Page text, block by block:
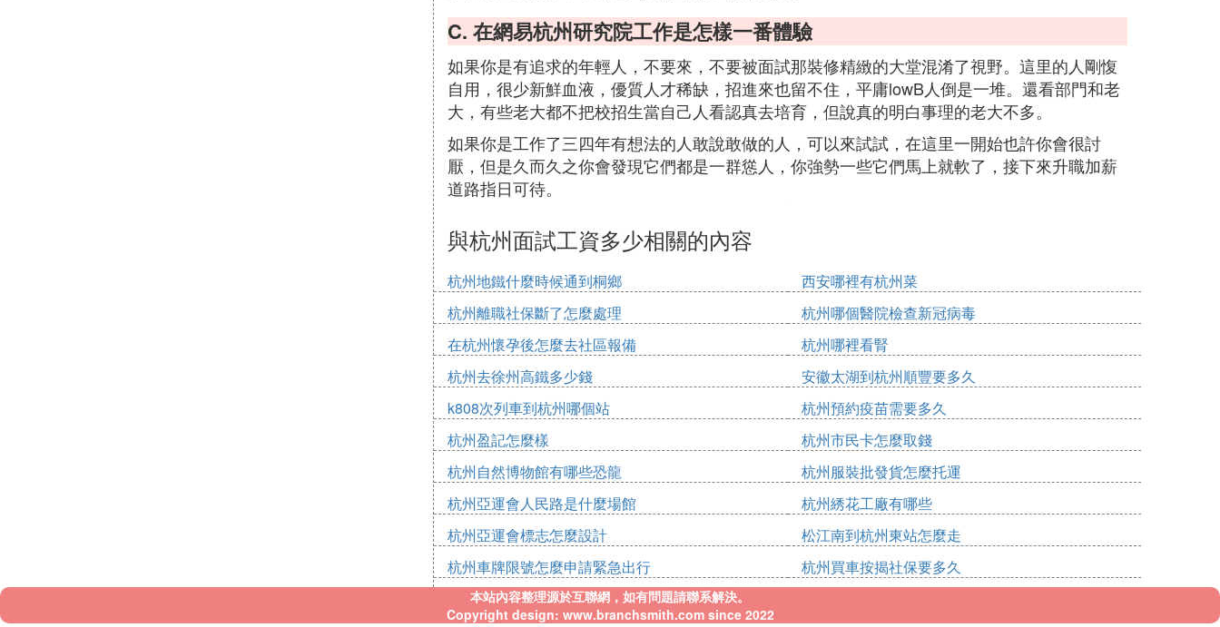
C. 在網易杭州研究院工作是怎樣一番體驗
如果你是有追求的年輕人，不要來，不要被面試那裝修精緻的大堂混淆了視野。這里的人剛愎
自用，很少新鮮血液，優質人才稀缺，招進來也留不住，平庸lowB人倒是一堆。還看部門和老
大，有些老大都不把校招生當自己人看認真去培育，但說真的明白事理的老大不多。
如果你是工作了三四年有想法的人敢說敢做的人，可以來試試，在這里一開始也許你會很討
厭，但是久而久之你會發現它們都是一群慫人，你強勢一些它們馬上就軟了，接下來升職加薪
道路指日可待。
與杭州面試工資多少相關的內容
杭州地鐵什麼時候通到桐鄉
西安哪裡有杭州菜
杭州離職社保斷了怎麼處理
杭州哪個醫院檢查新冠病毒
在杭州懷孕後怎麼去社區報備
杭州哪裡看腎
杭州去徐州高鐵多少錢
安徽太湖到杭州順豐要多久
k808次列車到杭州哪個站
杭州預約疫苗需要多久
杭州盈記怎麼樣
杭州市民卡怎麼取錢
杭州自然博物館有哪些恐龍
杭州服裝批發貨怎麼托運
杭州亞運會人民路是什麼場館
杭州綉花工廠有哪些
杭州亞運會標志怎麼設計
松江南到杭州東站怎麼走
杭州車牌限號怎麼申請緊急出行
杭州買車按揭社保要多久
本站內容整理源於互聯網，如有問題請聯系解決。
Copyright design: www.branchsmith.com since 2022